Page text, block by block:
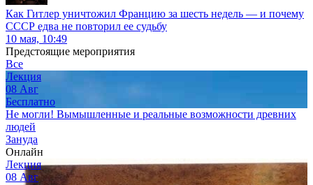
Как Гитлер уничтожил Францию за шесть недель — и почему
СССР едва не повторил ее судьбу
10 мая, 10:49
Предстоящие мероприятия
Все
Лекция
08 Авг
Бесплатно
Не могли! Вымышленные и реальные возможности древних
людей
Зануда
Онлайн
Лекция
08 Авг